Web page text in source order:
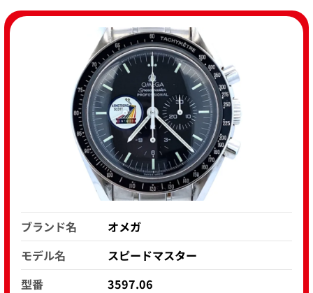
ブランド名
オメガ
モデル名
スピードマスター
型番
3597.06